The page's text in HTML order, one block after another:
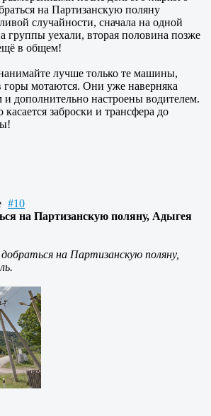
на Партизанскую поляну
случайности, сначала на одной
группы уехали, вторая половина позже
в общем!
лучше только те машины,
горы мотаются. Они уже наверняка
дополнительно настроены водителем.
касается заброски и трансфера до
#10
на Партизанскую поляну, Адыгея
на Партизанскую поляну,